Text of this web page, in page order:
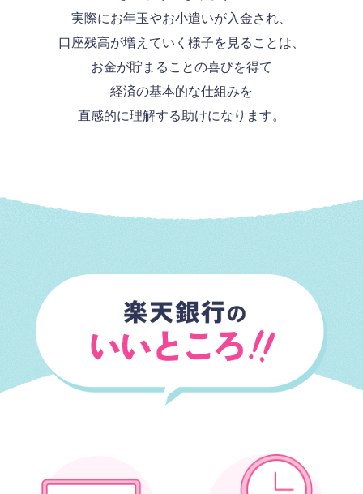
実際にお年玉やお小遣いが入金され、
口座残高が増えていく様子を見ることは、
お金が貯まることの喜びを得て
経済の基本的な仕組みを
直感的に理解する助けになります。